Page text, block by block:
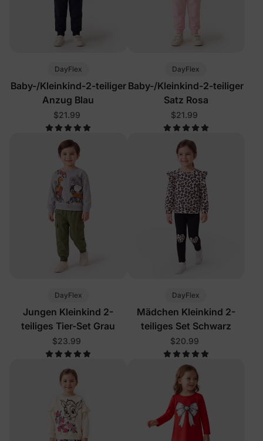
DayFlex
Baby-/Kleinkind-2-teiliger
Anzug Blau
$21.99
DayFlex
Baby-/Kleinkind-2-teiliger
Satz Rosa
$21.99
DayFlex
Jungen Kleinkind 2-
teiliges Tier-Set Grau
$23.99
DayFlex
Mädchen Kleinkind 2-
teiliges Set Schwarz
$20.99